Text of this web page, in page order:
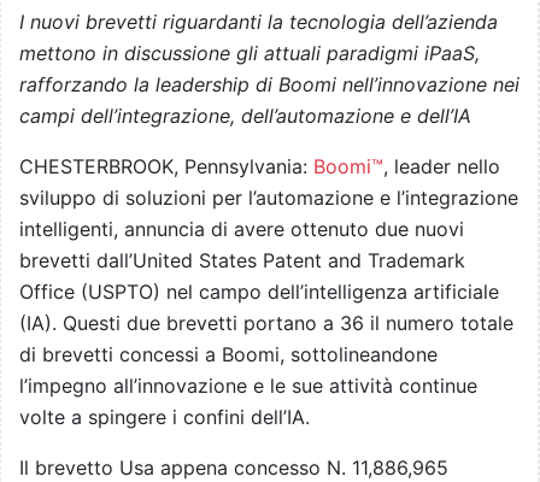
I nuovi brevetti riguardanti la tecnologia dell’azienda
mettono in discussione gli attuali paradigmi iPaaS,
rafforzando la leadership di Boomi nell’innovazione nei
campi dell’integrazione, dell’automazione e dell’IA
CHESTERBROOK, Pennsylvania: Boomi™, leader nello
sviluppo di soluzioni per l’automazione e l’integrazione
intelligenti, annuncia di avere ottenuto due nuovi
brevetti dall’United States Patent and Trademark
Office (USPTO) nel campo dell’intelligenza artificiale
(IA). Questi due brevetti portano a 36 il numero totale
di brevetti concessi a Boomi, sottolineandone
l’impegno all’innovazione e le sue attività continue
volte a spingere i confini dell’IA.
Il brevetto Usa appena concesso N. 11,886,965